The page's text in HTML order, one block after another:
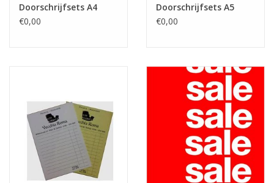
Doorschrijfsets A4
€0,00
Doorschrijfsets A5
€0,00